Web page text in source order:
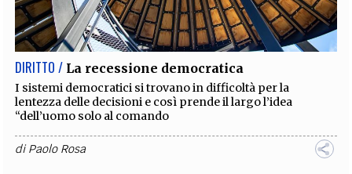
EXTRA
CODICI RUBRICHE LIBRI PROCEEDINGS PUBBLICITÀ CONTATTI
SOCIAL MEDIA
DIRITTO / La recessione democratica
I sistemi democratici si trovano in difficoltà per la
lentezza delle decisioni e così prende il largo l’idea
“dell’uomo solo al comando
diPaolo Rosa